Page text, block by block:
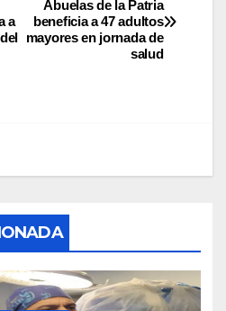
Abuelas de la Patria
beneficia a 47 adultos
mayores en jornada de
salud
a